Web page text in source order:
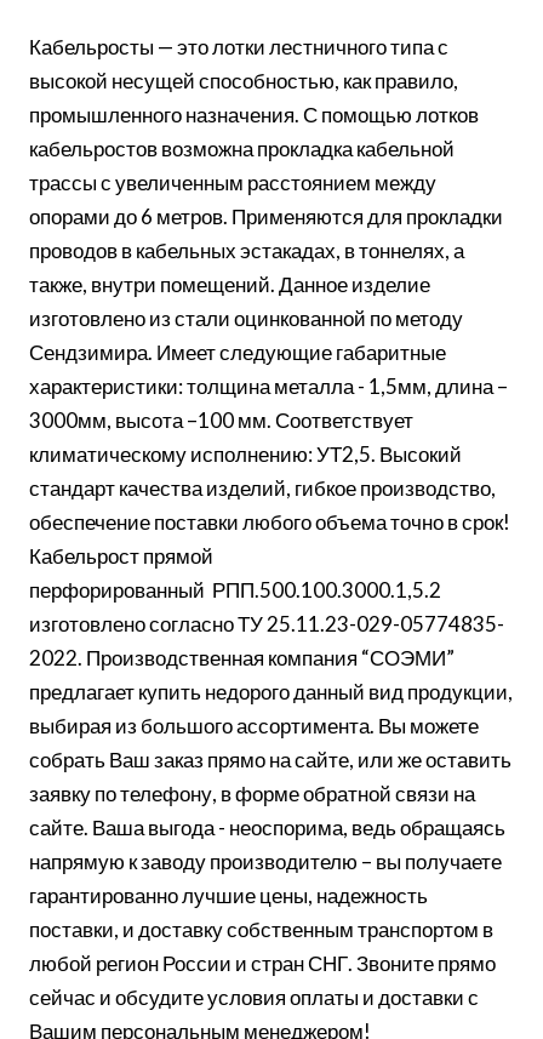
Кабельросты — это лотки лестничного типа с
высокой несущей способностью, как правило,
промышленного назначения. С помощью лотков
кабельростов возможна прокладка кабельной
трассы с увеличенным расстоянием между
опорами до 6 метров. Применяются для прокладки
проводов в кабельных эстакадах, в тоннелях, а
также, внутри помещений. Данное изделие
изготовлено из стали оцинкованной по методу
Сендзимира. Имеет следующие габаритные
характеристики: толщина металла - 1,5мм, длина –
3000мм, высота –100 мм. Соответствует
климатическому исполнению: УТ2,5. Высокий
стандарт качества изделий, гибкое производство,
обеспечение поставки любого объема точно в срок!
Кабельрост прямой
перфорированный РПП.500.100.3000.1,5.2
изготовлено согласно ТУ 25.11.23-029-05774835-
2022. Производственная компания “СОЭМИ”
предлагает купить недорого данный вид продукции,
выбирая из большого ассортимента. Вы можете
собрать Ваш заказ прямо на сайте, или же оставить
заявку по телефону, в форме обратной связи на
сайте. Ваша выгода - неоспорима, ведь обращаясь
напрямую к заводу производителю – вы получаете
гарантированно лучшие цены, надежность
поставки, и доставку собственным транспортом в
любой регион России и стран СНГ. Звоните прямо
сейчас и обсудите условия оплаты и доставки с
Вашим персональным менеджером!